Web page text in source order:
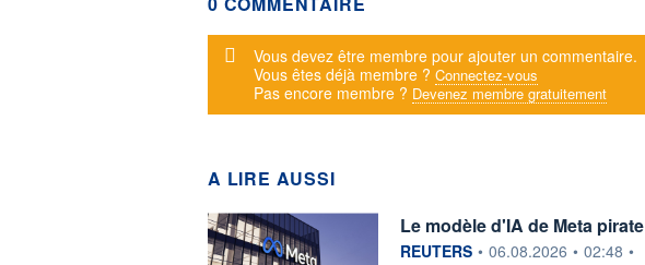
Message d'alerte
Vous devez être membre pour ajouter un commentaire.
Vous êtes déjà membre ? Connectez-vous
Pas encore membre ? Devenez membre gratuitement
A LIRE AUSSI
Le modèle d'IA de Meta
information fournie par
REUTERS • 06.08.2026 • 02:48 •